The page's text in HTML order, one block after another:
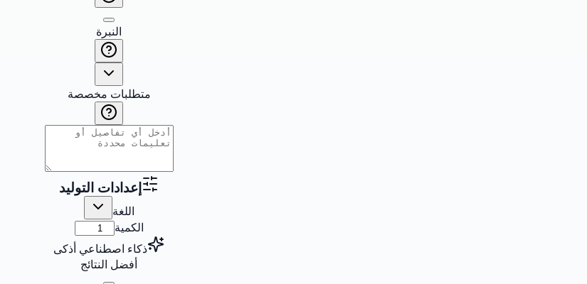
النبرة
متطلبات مخصصة
إعدادات التوليد
اللغة
الكمية
ذكاء اصطناعي أذكى
أفضل النتائج